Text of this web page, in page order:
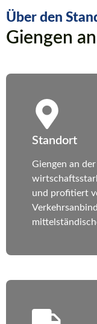
Über den
Giengen
Standort
Giengen an
und profitiert